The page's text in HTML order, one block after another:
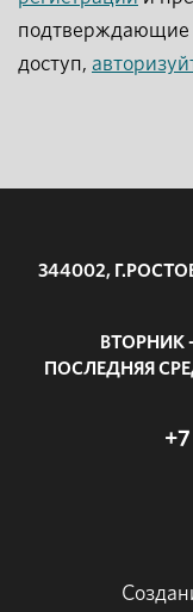
подтверждающие
доступ,
344002,
ВТОРНИК
ПОСЛЕДНЯЯ